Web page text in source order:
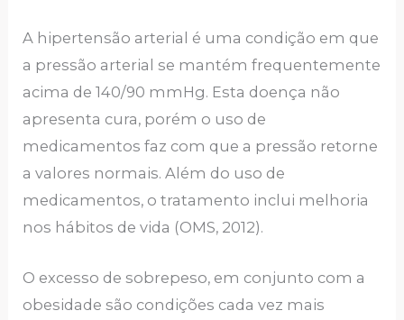
A hipertensão arterial é uma condição em que
a pressão arterial se mantém frequentemente
acima de 140/90 mmHg. Esta doença não
apresenta cura, porém o uso de
medicamentos faz com que a pressão retorne
a valores normais. Além do uso de
medicamentos, o tratamento inclui melhoria
nos hábitos de vida (OMS, 2012).
O excesso de sobrepeso, em conjunto com a
obesidade são condições cada vez mais